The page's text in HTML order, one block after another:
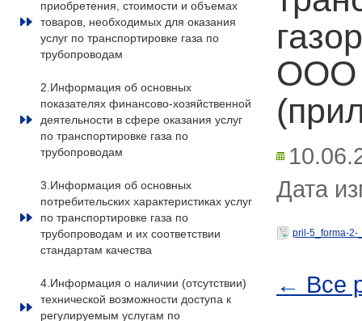
приобретения, стоимости и объемах
товаров, необходимых для оказания
услуг по транспортировке газа по
трубопроводам
2.Информация об основных
показателях финансово-хозяйственной
деятельности в сфере оказания услуг
по транспортировке газа по
трубопроводам
3.Информация об основных
потребительских характеристиках услуг
по транспортировке газа по
трубопроводам и их соответствии
стандартам качества
4.Информация о наличии (отсутствии)
технической возможности доступа к
регулируемым услугам по
ООО
Дата
pril-5_forma-2-
← Все